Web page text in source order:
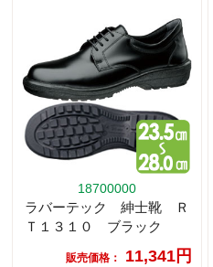
18700000
ラバーテック 紳士靴 Ｒ
Ｔ１３１０ ブラック
販売価格： 11,341円